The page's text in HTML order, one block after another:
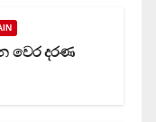
වෙර දරණ